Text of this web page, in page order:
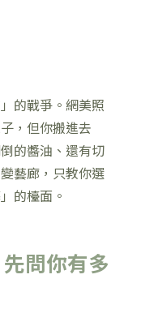
的戰爭。網美照
，但你搬進去
的醬油、還有切
藝廊，只教你選
的檯面。
問你有多